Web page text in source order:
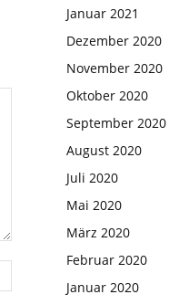
Januar 2021
Dezember 2020
November 2020
Oktober 2020
September 2020
August 2020
Juli 2020
Mai 2020
März 2020
Februar 2020
Januar 2020